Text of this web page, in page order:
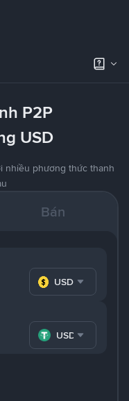
P2P
USD
nhiều phương thức thanh
Bán
USD
USDT